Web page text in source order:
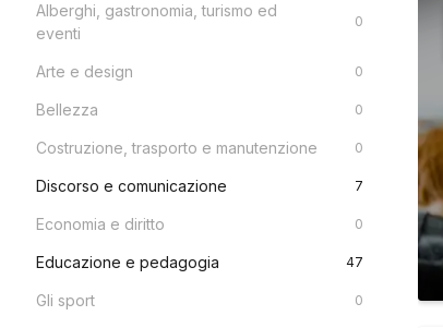
Alberghi, gastronomia, turismo ed
eventi
0
Arte e design 0
Bellezza 0
Costruzione, trasporto e manutenzione 0
Discorso e comunicazione 7
Economia e diritto 0
Educazione e pedagogia 47
Gli sport 0